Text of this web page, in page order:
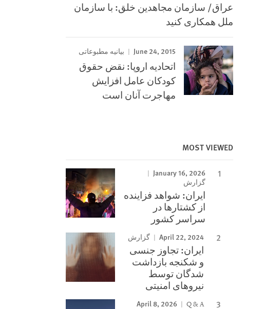
عراق/ سازمان مجاهدین خلق: با سازمان
ملل همکاری کنید
June 24, 2015 بیانیه مطبوعاتی
اتحادیه اروپا: نقض حقوق
کودکان عامل افزایش
مهاجرت آنان است
MOST VIEWED
January 16, 2026
گزارش
ایران: شواهد فزاینده
از کشتارها در
سراسر کشور
April 22, 2024 گزارش
ایران: تجاوز جنسی
و شکنجه بازداشت
شدگان توسط
نیروهای امنیتی
April 8, 2026 Q & A